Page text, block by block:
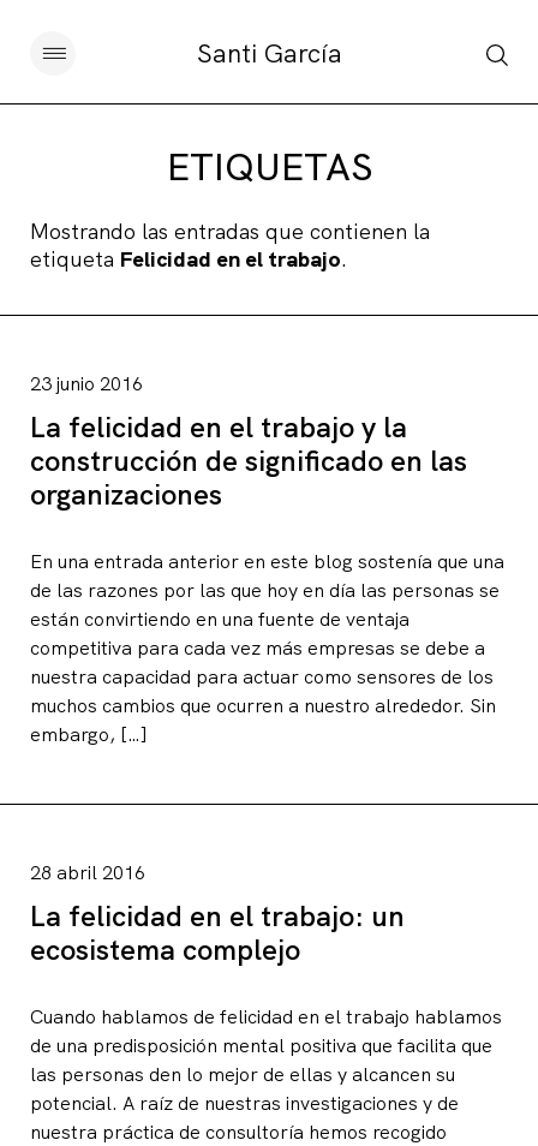
Santi García
Artículos
Charlas y conferencias
Libros
Contacto
Suscribirse
ETIQUETAS
Mostrando las entradas que contienen la
etiqueta Felicidad en el trabajo.
23 junio 2016
La felicidad en el trabajo y la
construcción de significado en las
organizaciones
En una entrada anterior en este blog sostenía que una
de las razones por las que hoy en día las personas se
están convirtiendo en una fuente de ventaja
competitiva para cada vez más empresas se debe a
nuestra capacidad para actuar como sensores de los
muchos cambios que ocurren a nuestro alrededor. Sin
embargo, […]
28 abril 2016
La felicidad en el trabajo: un
ecosistema complejo
Cuando hablamos de felicidad en el trabajo hablamos
de una predisposición mental positiva que facilita que
las personas den lo mejor de ellas y alcancen su
potencial. A raíz de nuestras investigaciones y de
nuestra práctica de consultoría hemos recogido